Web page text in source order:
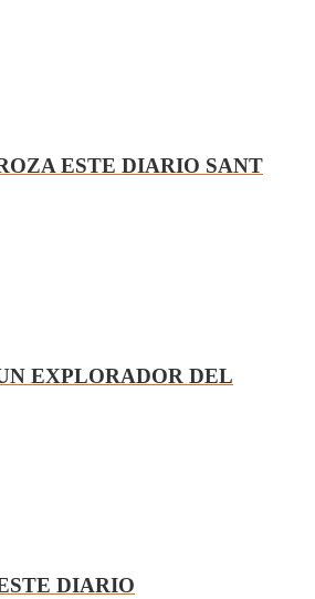
ESTE DIARIO SANT
EXPLORADOR DEL
DIARIO